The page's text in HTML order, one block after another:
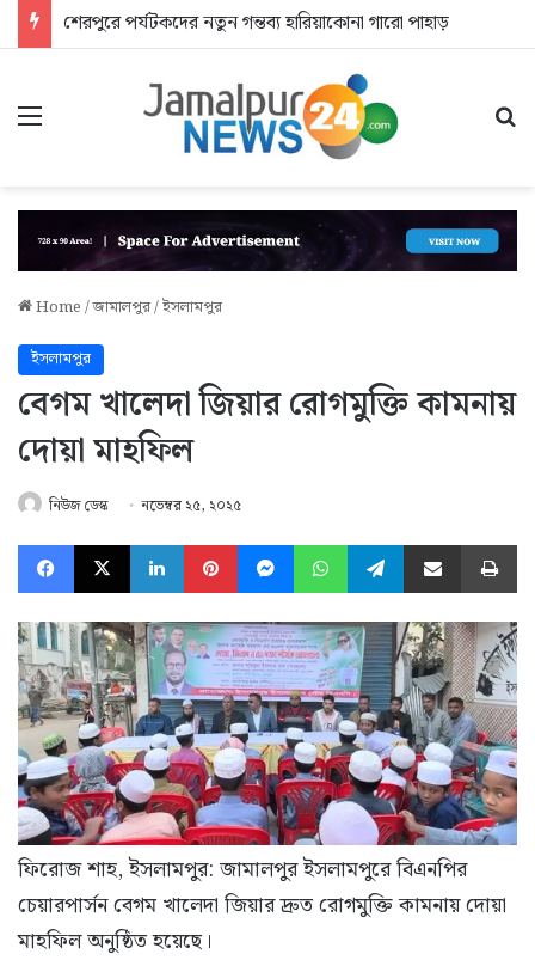
শেরপুরে পর্যটকদের নতুন গন্তব্য হারিয়াকোনা গারো পাহাড়
Menu
Home/জামালপুর/ইসলামপুর
ইসলামপুর
বেগম খালেদা জিয়ার রোগমুক্তি কামনায়
দোয়া মাহফিল
নিউজ ডেস্ক নভেম্বর ২৫, ২০২৫
Facebook
X LinkedInPinterestMessengerWhatsAppTelegramShare via Email
ফিরোজ শাহ, ইসলামপুর: জামালপুর ইসলামপুরে বিএনপির
চেয়ারপার্সন বেগম খালেদা জিয়ার দ্রুত রোগমুক্তি কামনায় দোয়া
মাহফিল অনুষ্ঠিত হয়েছে।